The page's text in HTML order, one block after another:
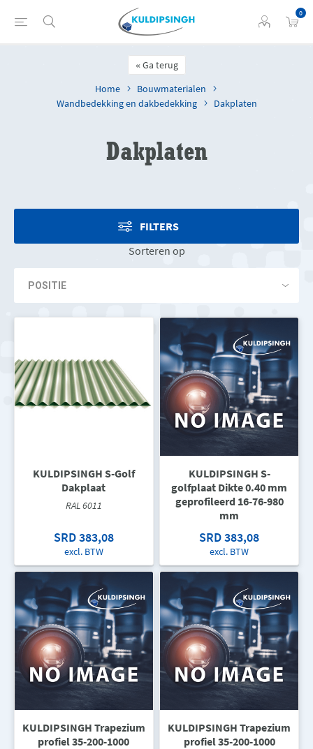
0
Ga terug
Home
Bouwmaterialen
Wandbedekking en dakbedekking
Dakplaten
Dakplaten
FILTERS
Sorteren op
KULDIPSINGH S-Golf
Dakplaat
RAL 6011
SRD 383,08
excl. BTW
KULDIPSINGH S-
golfplaat Dikte 0.40 mm
geprofileerd 16-76-980
mm
SRD 383,08
excl. BTW
KULDIPSINGH Trapezium
profiel 35-200-1000
KULDIPSINGH Trapezium
profiel 35-200-1000